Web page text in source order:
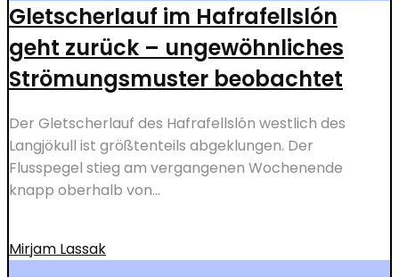
Gletscherlauf im Hafrafellslón
geht zurück – ungewöhnliches
Strömungsmuster beobachtet
Der Gletscherlauf des Hafrafellslón westlich des
Langjökull ist größtenteils abgeklungen. Der
Flusspegel stieg am vergangenen Wochenende
knapp oberhalb von...
Mirjam Lassak